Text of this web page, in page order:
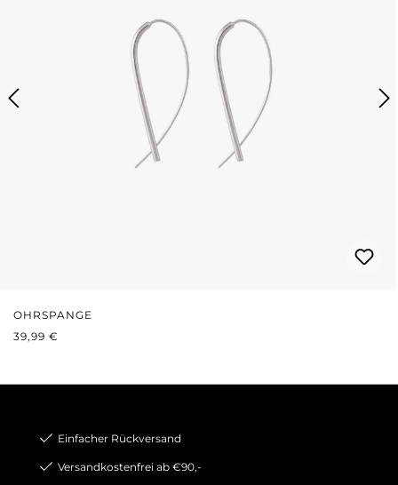
OHRSPANGE
REGULÄRER PREIS:
39,99 €
Einfacher Rückversand
Versandkostenfrei ab €90,-